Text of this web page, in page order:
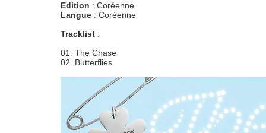
Edition : Coréenne
Langue : Coréenne
Tracklist :
01. The Chase
02. Butterflies